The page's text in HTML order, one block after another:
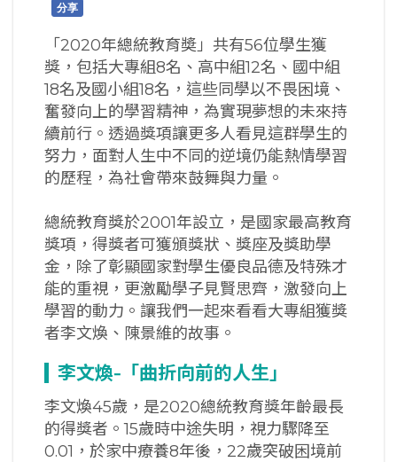
分享
「2020年總統教育奬」共有56位學生獲
獎，包括大專組8名、高中組12名、國中組
18名及國小組18名，這些同學以不畏困境、
奮發向上的學習精神，為實現夢想的未來持
續前行。透過獎項讓更多人看見這群學生的
努力，面對人生中不同的逆境仍能熱情學習
的歷程，為社會帶來鼓舞與力量。
總統教育獎於2001年設立，是國家最高教育
獎項，得獎者可獲頒獎狀、獎座及獎助學
金，除了彰顯國家對學生優良品德及特殊才
能的重視，更激勵學子見賢思齊，激發向上
學習的動力。讓我們一起來看看大專組獲獎
者李文煥、陳景維的故事。
李文煥- 「曲折向前的人生」
李文煥45歲，是2020總統教育獎年齡最長
的得獎者。15歲時中途失明，視力驟降至
0.01，於家中療養8年後，22歲突破困境前